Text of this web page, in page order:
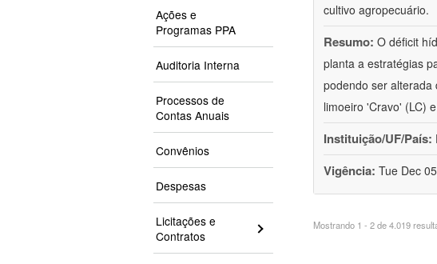
Ações e
Programas PPA
Auditoria Interna
Processos de
Contas Anuais
Convênios
Despesas
Licitações e
Contratos
cultivo agropecuário.
Resumo: O déficit
planta a estratégias
podendo ser alterada
limoeiro 'Cravo' (LC)
Instituição/UF/País:
Vigência: Tue Dec
Mostrando 1 - 2 de 4.019